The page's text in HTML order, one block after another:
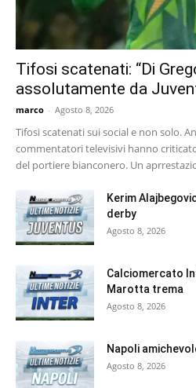
Tifosi scatenati: “Di
assolutamente da
marco - Agosto 8, 2026
Tifosi scatenati sui social e non solo.
commentatori televisivi hanno
del portiere bianconero. Un
Kerim
derby
Agosto 8, 2026
Calciomercato
Marotta trema
Agosto 8, 2026
Napoli
Agosto 8, 2026